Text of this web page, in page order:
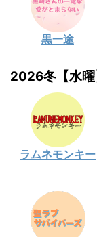
黒一途
2026冬【水
ラムネモンキー